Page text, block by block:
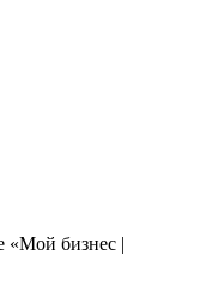
«Мой бизнес |